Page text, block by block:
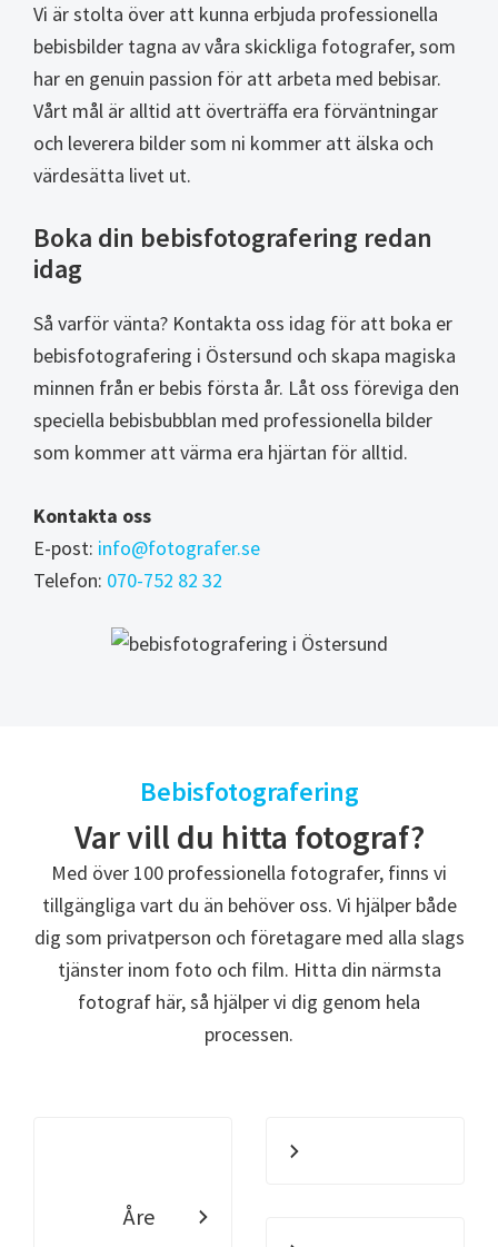
Vi är stolta över att kunna erbjuda professionella
bebisbilder tagna av våra skickliga fotografer, som
har en genuin passion för att arbeta med bebisar.
Vårt mål är alltid att överträffa era förväntningar
och leverera bilder som ni kommer att älska och
värdesätta livet ut.
Boka din bebisfotografering redan
idag
Så varför vänta? Kontakta oss idag för att boka er
bebisfotografering i Östersund och skapa magiska
minnen från er bebis första år. Låt oss föreviga den
speciella bebisbubblan med professionella bilder
som kommer att värma era hjärtan för alltid.
Kontakta oss
E-post: info@fotografer.se
Telefon: 070-752 82 32
Bebisfotografering
Var vill du hitta fotograf?
Med över 100 professionella fotografer, finns vi
tillgängliga vart du än behöver oss. Vi hjälper både
dig som privatperson och företagare med alla slags
tjänster inom foto och film. Hitta din närmsta
fotograf här, så hjälper vi dig genom hela
processen.
Åre